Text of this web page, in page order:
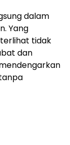
dalam
Yang
terlihat tidak
dan